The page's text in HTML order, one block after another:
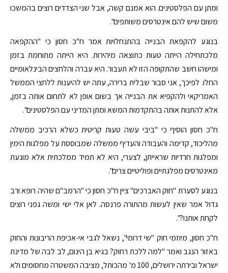
ומתן עם הפלסטינים. הוא אמנם קשה, אבל שני הצדדים רוצים בהמשכו
משום שיש להם אינטרסים משותפים".
בנוגע להקפאת הבנייה בהתנחלויות אמר ח"כ חסון כי "ההקפאה
מלכתחילה הייתה טעות כתוצאה מיהירות. היא הייתה מתוחמת בזמן
ומישהו חשב שהתקופה הזו לא תעבור. היא עברה והלחצים הבינלאומיים
החלו. לפיכך, אני סבור שבלית ברירה, עתה יש להיענות ללחצי הממשל
האמריקאי ולהקפיא את הבנייה אך בשום אופן לא לתחום אותה בזמן,
אלא להתנות אותה בהתקדמות המשא ומתן המדיני עם הפלסטינים".
ח"כ חסון הוסיף כי "ביבי עשה טעות קריטית כשלא הרכיב ממשלה
מהליכוד, קדימה והעבודה והעדיף ממשלה שמבוססת על מפלגות הימין
ומפלגות חרדיות שראייתן, לצערי, היא לא תמיד ממלכתית אלא מונעת
מאינטרסים מפלגתיים ופוליטיים צרים".
בנוגע לסערת "חוק האברכים" ציין ח"כ חסון כי "הרמב"ם שהיה רופא ורב
גדול אמר שאין לעשות מהתורה פרנסה. לאן אלי ישי ומשה גפני רוצים
לקחת אותנו?".
ח"כ חסון, מיוזמי חוק "שי דרומי", נשאל לגבי אי-אכיפת הריבונות והחוק
באזור הנגב ואמר "למה ללכת רחוק? בגיא בן הינום, לב לבה של מדינת
ישראל ובירתה ירושלים, 100 מ' מהכותל, מציבה המשטרה מחסומים ולא